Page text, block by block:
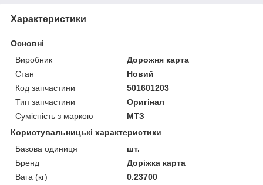
Характеристики
Основні
Виробник
Дорожня карта
Стан
Новий
Код запчастини
501601203
Тип запчастини
Оригінал
Сумісність з маркою
МТЗ
Користувальницькі характеристики
Базова одиниця
шт.
Бренд
Доріжка карта
Вага (кг)
0.23700